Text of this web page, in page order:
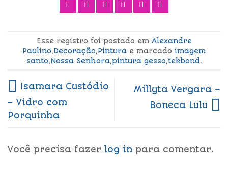
Esse registro foi postado em Alexandre
Paulino,Decoração,Pintura e marcado imagem
santo,Nossa Senhora,pintura gesso,tekbond.
Isamara Custódio
– Vidro com
Porquinha
Millyta Vergara –
Boneca Lulu
Você precisa fazer log in para comentar.